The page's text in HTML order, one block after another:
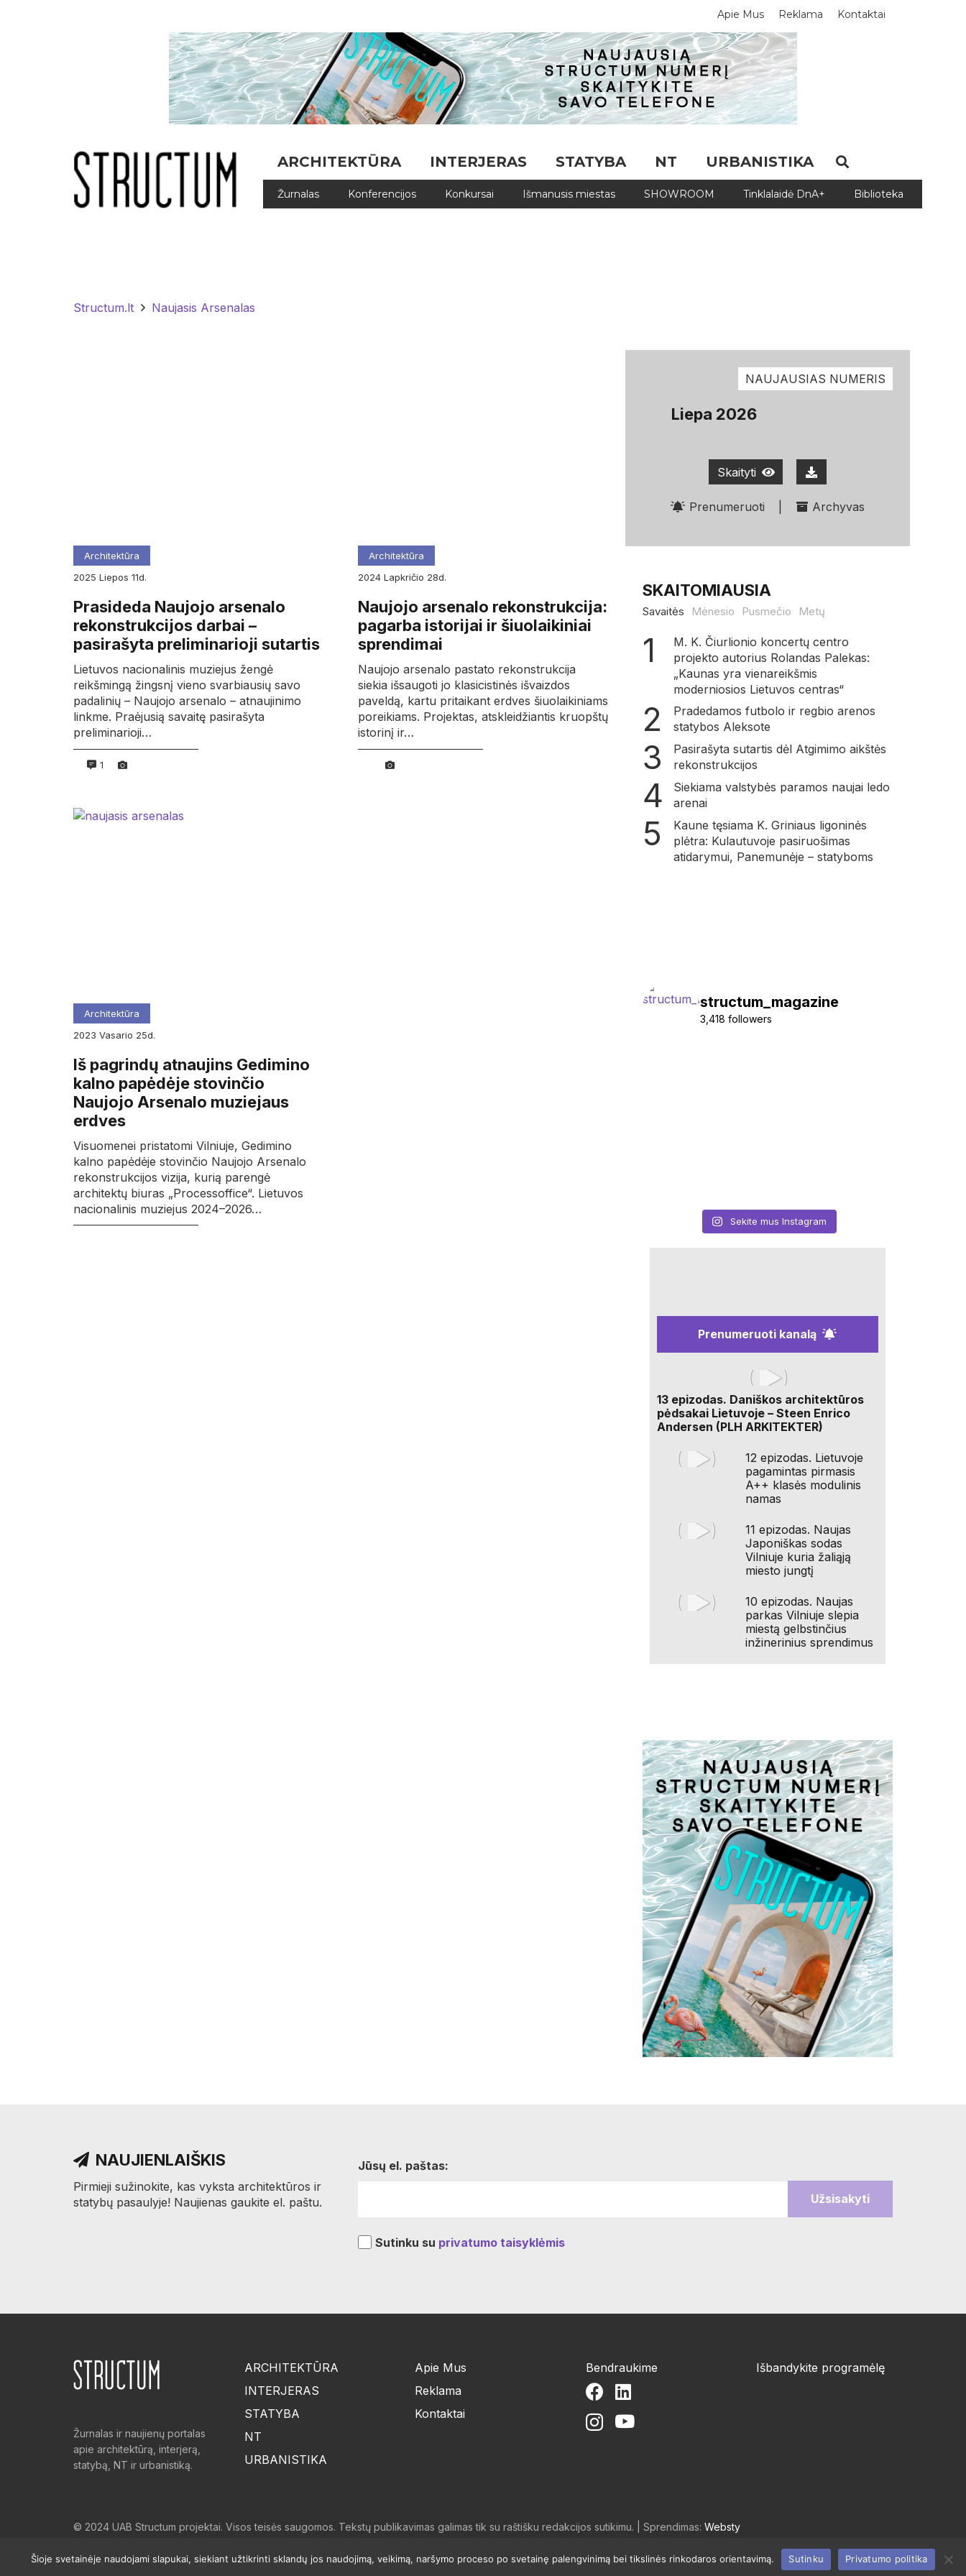
Apie Mus Reklama Kontaktai
ARCHITEKTŪRA INTERJERAS STATYBA NT URBANISTIKA
Žurnalas Konferencijos Konkursai Išmanusis miestas SHOWROOM Tinklalaidė DnA+ Biblioteka
Structum.lt Naujasis Arsenalas
Architektūra
2025
liepos 11d.
Prasideda Naujojo arsenalo
rekonstrukcijos darbai –
pasirašyta preliminarioji sutartis
Lietuvos nacionalinis muziejus žengė
reikšmingą žingsnį vieno svarbiausių savo
padalinių – Naujojo arsenalo – atnaujinimo
linkme. Praėjusią savaitę pasirašyta
preliminarioji…
1
Architektūra
2024
lapkričio 28d.
Naujojo arsenalo rekonstrukcija:
pagarba istorijai ir šiuolaikiniai
sprendimai
Naujojo arsenalo pastato rekonstrukcija
siekia išsaugoti jo klasicistinės išvaizdos
paveldą, kartu pritaikant erdves šiuolaikiniams
poreikiams. Projektas, atskleidžiantis kruopštų
istorinį ir…
Architektūra
2023
vasario 25d.
Iš pagrindų atnaujins Gedimino
kalno papėdėje stovinčio
Naujojo Arsenalo muziejaus
erdves
Visuomenei pristatomi Vilniuje, Gedimino
kalno papėdėje stovinčio Naujojo Arsenalo
rekonstrukcijos vizija, kurią parengė
architektų biuras „Processoffice“. Lietuvos
nacionalinis muziejus 2024–2026…
NAUJAUSIAS NUMERIS
Liepa 2026
Skaityti
Prenumeruoti Archyvas
SKAITOMIAUSIA
Savaitės Mėnesio Pusmečio Metų
M. K. Čiurlionio koncertų centro
projekto autorius Rolandas Palekas:
„Kaunas yra vienareikšmis
moderniosios Lietuvos centras“
Pradedamos futbolo ir regbio arenos
statybos Aleksote
Pasirašyta sutartis dėl Atgimimo aikštės
rekonstrukcijos
Siekiama valstybės paramos naujai ledo
arenai
Kaune tęsiama K. Griniaus ligoninės
plėtra: Kulautuvoje pasiruošimas
atidarymui, Panemunėje – statyboms
structum_magazine
3,418 followers
Sekite mus Instagram
Prenumeruoti kanalą
13 epizodas. Daniškos architektūros
pėdsakai Lietuvoje – Steen Enrico
Andersen (PLH ARKITEKTER)
12 epizodas. Lietuvoje
pagamintas pirmasis
A++ klasės modulinis
namas
11 epizodas. Naujas
Japoniškas sodas
Vilniuje kuria žaliąją
miesto jungtį
10 epizodas. Naujas
parkas Vilniuje slepia
miestą gelbstinčius
inžinerinius sprendimus
NAUJIENLAIŠKIS
Pirmieji sužinokite, kas vyksta architektūros ir
statybų pasaulyje! Naujienas gaukite el. paštu.
Jūsų el. paštas:
Sutinku su privatumo taisyklėmis
Žurnalas ir naujienų portalas
apie architektūrą, interjerą,
statybą, NT ir urbanistiką.
ARCHITEKTŪRA
INTERJERAS
STATYBA
NT
URBANISTIKA
Apie Mus
Reklama
Kontaktai
Bendraukime Išbandykite programėlę
© 2024 UAB Structum projektai. Visos teisės saugomos. Tekstų publikavimas galimas tik su raštišku redakcijos sutikimu. | Sprendimas: Websty
Šioje svetainėje naudojami slapukai, siekiant užtikrinti sklandų jos naudojimą, veikimą, naršymo proceso po svetainę palengvinimą bei tikslinės rinkodaros orientavimą. Sutinku Privatumo politika